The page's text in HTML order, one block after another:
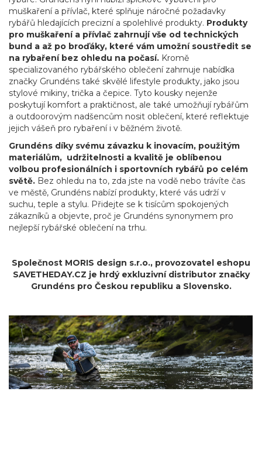
muškaření a přívlač, které splňuje náročné požadavky
rybářů hledajících precizní a spolehlivé produkty. Produkty
pro muškaření a přívlač zahrnují vše od technických
bund a až po broďáky, které vám umožní soustředit se
na rybaření bez ohledu na počasí. Kromě
specializovaného rybářského oblečení zahrnuje nabídka
značky Grundéns také skvělé lifestyle produkty, jako jsou
stylové mikiny, trička a čepice. Tyto kousky nejenže
poskytují komfort a praktičnost, ale také umožňují rybářům
a outdoorovým nadšencům nosit oblečení, které reflektuje
jejich vášeň pro rybaření i v běžném životě.
Grundéns díky svému závazku k inovacím, použitým
materiálům, udržitelnosti a kvalitě je oblíbenou
volbou profesionálních i sportovních rybářů po celém
světě. Bez ohledu na to, zda jste na vodě nebo trávíte čas
ve městě, Grundéns nabízí produkty, které vás udrží v
suchu, teple a stylu. Přidejte se k tisícům spokojených
zákazníků a objevte, proč je Grundéns synonymem pro
nejlepší rybářské oblečení na trhu.
Společnost MORIS design s.r.o., provozovatel eshopu
SAVETHEDAY.CZ je hrdý exkluzivní distributor značky
Grundéns pro Českou republiku a Slovensko.